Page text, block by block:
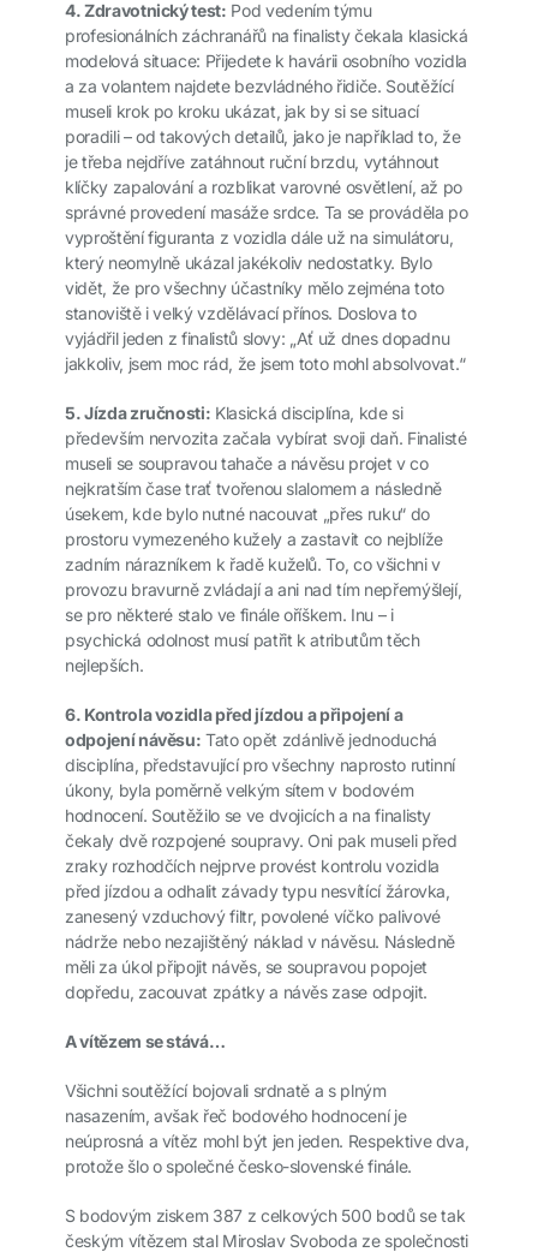
4. Zdravotnický test: Pod vedením týmu
profesionálních záchranářů na finalisty čekala klasická
modelová situace: Přijedete k havárii osobního vozidla
a za volantem najdete bezvládného řidiče. Soutěžící
museli krok po kroku ukázat, jak by si se situací
poradili – od takových detailů, jako je například to, že
je třeba nejdříve zatáhnout ruční brzdu, vytáhnout
klíčky zapalování a rozblikat varovné osvětlení, až po
správné provedení masáže srdce. Ta se prováděla po
vyproštění figuranta z vozidla dále už na simulátoru,
který neomylně ukázal jakékoliv nedostatky. Bylo
vidět, že pro všechny účastníky mělo zejména toto
stanoviště i velký vzdělávací přínos. Doslova to
vyjádřil jeden z finalistů slovy: „Ať už dnes dopadnu
jakkoliv, jsem moc rád, že jsem toto mohl absolvovat.“
5. Jízda zručnosti: Klasická disciplína, kde si
především nervozita začala vybírat svoji daň. Finalisté
museli se soupravou tahače a návěsu projet v co
nejkratším čase trať tvořenou slalomem a následně
úsekem, kde bylo nutné nacouvat „přes ruku“ do
prostoru vymezeného kužely a zastavit co nejblíže
zadním nárazníkem k řadě kuželů. To, co všichni v
provozu bravurně zvládají a ani nad tím nepřemýšlejí,
se pro některé stalo ve finále oříškem. Inu – i
psychická odolnost musí patřit k atributům těch
nejlepších.
6. Kontrola vozidla před jízdou a připojení a
odpojení návěsu: Tato opět zdánlivě jednoduchá
disciplína, představující pro všechny naprosto rutinní
úkony, byla poměrně velkým sítem v bodovém
hodnocení. Soutěžilo se ve dvojicích a na finalisty
čekaly dvě rozpojené soupravy. Oni pak museli před
zraky rozhodčích nejprve provést kontrolu vozidla
před jízdou a odhalit závady typu nesvítící žárovka,
zanesený vzduchový filtr, povolené víčko palivové
nádrže nebo nezajištěný náklad v návěsu. Následně
měli za úkol připojit návěs, se soupravou popojet
dopředu, zacouvat zpátky a návěs zase odpojit.
A vítězem se stává…
Všichni soutěžící bojovali srdnatě a s plným
nasazením, avšak řeč bodového hodnocení je
neúprosná a vítěz mohl být jen jeden. Respektive dva,
protože šlo o společné česko-slovenské finále.
S bodovým ziskem 387 z celkových 500 bodů se tak
českým vítězem stal Miroslav Svoboda ze společnosti